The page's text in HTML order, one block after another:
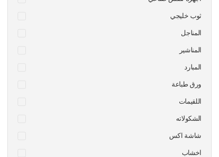
ثوب خليجي
المناجل
المناشير
المبارد
ورق طباعة
اللقيمات
الشكولاته
شاشة اكس
اخشاب